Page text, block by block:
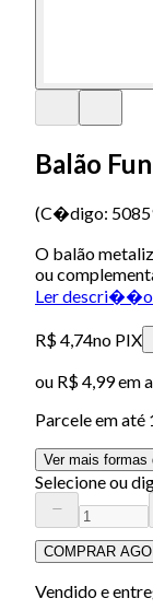
Balão
(C�digo:
O balão
ou
Ler descri��o
R$ 4,74no PIX
ou R$ 4,99em
Parcele em até
Ver mais formas
Selecione ou
COMPRAR
Vendido e